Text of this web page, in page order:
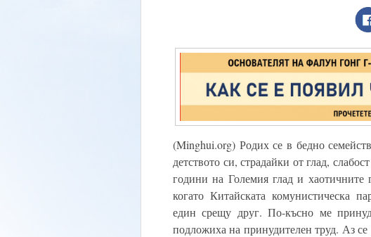
(Minghui.org) Родих се в бедно
детството си, страдайки от глад,
години на Големия глад и хаотичните
когато Китайската комунистическа
един срещу друг. По-късно ме
подложиха на принудителен труд. Аз